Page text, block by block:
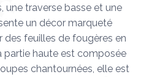
une traverse basse et une
un décor marqueté
des feuilles de fougères en
partie haute est composée
chantournées, elle est